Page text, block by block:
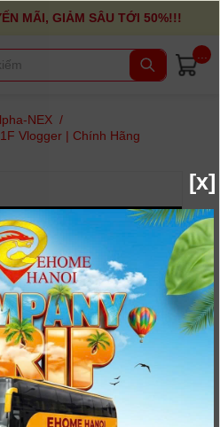
MÃI, GIẢM SÂU TỚI 50%!!!
NEX /
Vlogger | Chính Hãng
[x]